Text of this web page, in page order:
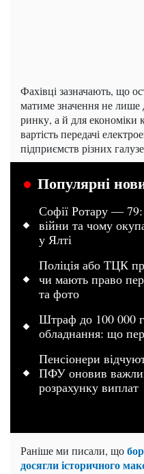
Фахівці зазначають, що
матиме значення не лише
ринку, а й для економіки
вартість передачі
підприємств різних
Популярні
Софії Ротару — 79:
війни та чому
у Ялті
Поліція або ТЦК
чи мають право
та фото
Штраф до 100 000
обладнання: що
Пенсіонери
ПФУ оновив
розрахунку виплат
Раніше ми писали, що
досягли історичного